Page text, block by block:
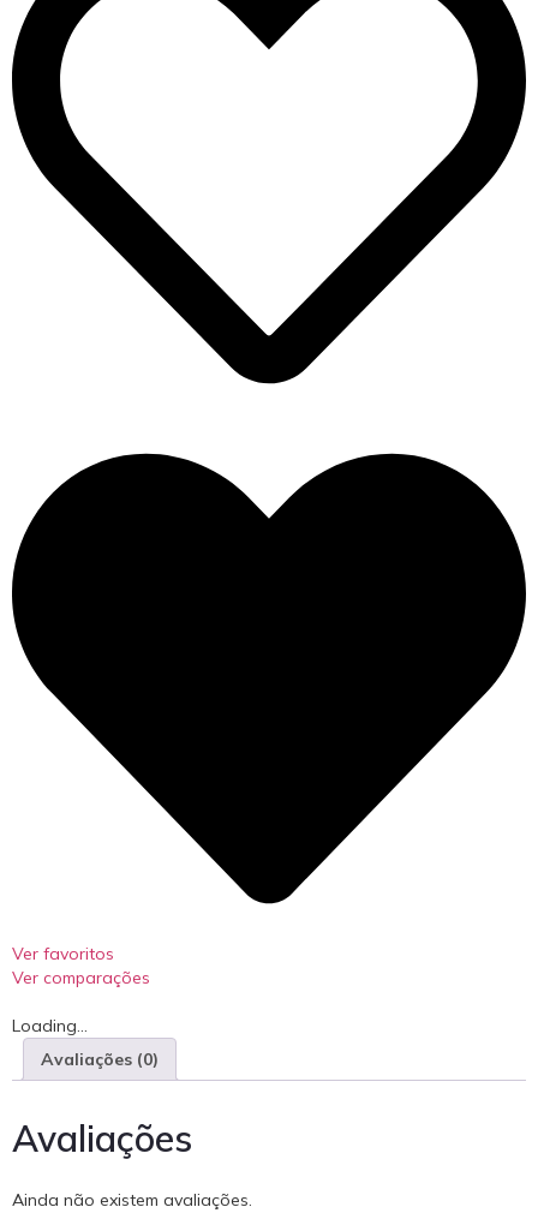
Ver favoritos
Ver comparações
Loading...
Avaliações (0)
Avaliações
Ainda não existem avaliações.